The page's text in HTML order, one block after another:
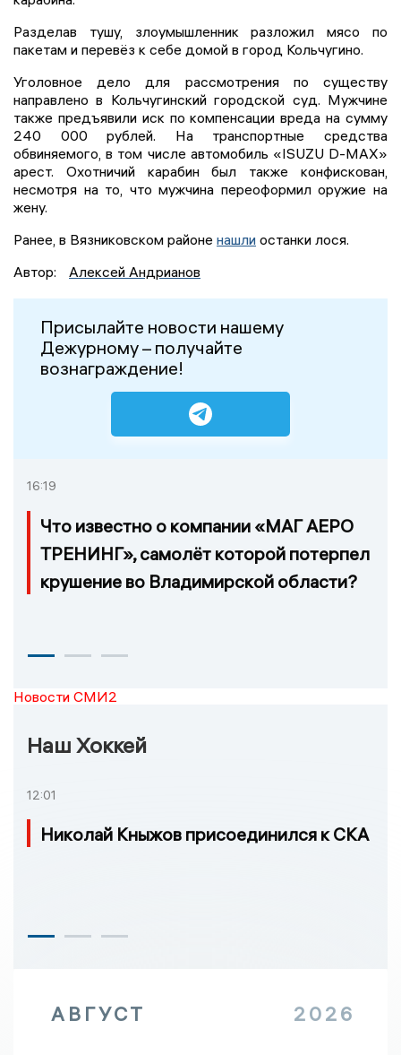
Разделав тушу, злоумышленник разложил мясо по
пакетам и перевёз к себе домой в город Кольчугино.
Уголовное дело для рассмотрения по существу
направлено в Кольчугинский городской суд. Мужчине
также предъявили иск по компенсации вреда на сумму
240 000 рублей. На транспортные средства
обвиняемого, в том числе автомобиль «ISUZU D-MAX»
арест. Охотничий карабин был также конфискован,
несмотря на то, что мужчина переоформил оружие на
жену.
Ранее, в Вязниковском районе нашли останки лося.
Автор:
Алексей Андрианов
Присылайте новости нашему
Дежурному – получайте
вознаграждение!
16:19
Что известно о компании «МАГ АЕРО
ТРЕНИНГ», самолёт которой потерпел
крушение во Владимирской области?
Новости СМИ2
Наш Хоккей
12:01
Николай Кныжов присоединился к СКА
АВГУСТ 2026